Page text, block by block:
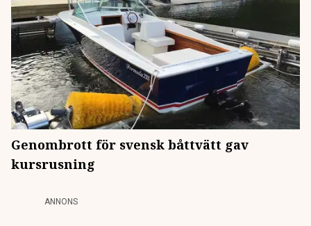
Genombrott för svensk båttvätt gav
kursrusning
ANNONS